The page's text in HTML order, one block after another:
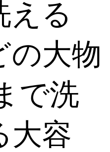
える
の大物
で洗
大容